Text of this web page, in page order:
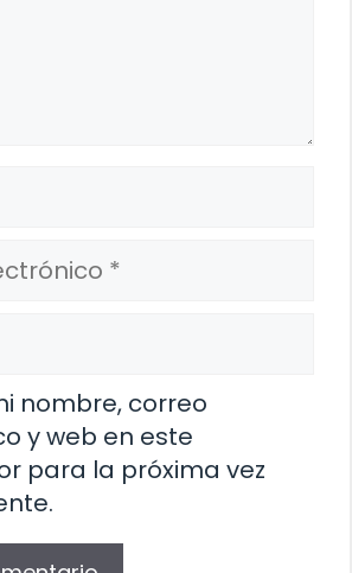
nombre, correo
y web en este
para la próxima vez